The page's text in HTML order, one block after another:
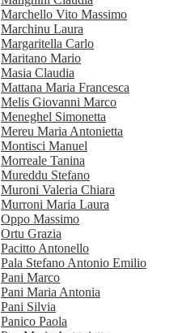
Marchello Vito Massimo
Marchinu Laura
Margaritella Carlo
Maritano Mario
Masia Claudia
Mattana Maria Francesca
Melis Giovanni Marco
Meneghel Simonetta
Mereu Maria Antonietta
Montisci Manuel
Morreale Tanina
Mureddu Stefano
Muroni Valeria Chiara
Murroni Maria Laura
Oppo Massimo
Ortu Grazia
Pacitto Antonello
Pala Stefano Antonio Emilio
Pani Marco
Pani Maria Antonia
Pani Silvia
Panico Paola